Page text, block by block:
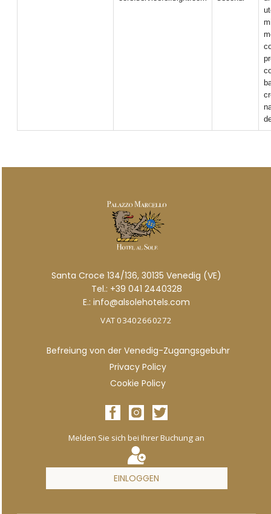
Santa Croce 134/136, 30135 Venedig (VE)
Tel.: +39 041 2440328
E.: info@alsolehotels.com
VAT 03402660272
Befreiung von der Venedig-Zugangsgebuhr
Privacy Policy
Cookie Policy
Melden Sie sich bei Ihrer Buchung an
EINLOGGEN